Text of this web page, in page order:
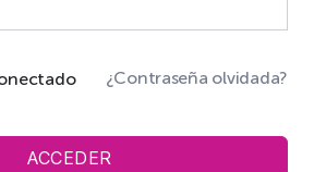
¿Contraseña olvidada?
ACCEDER